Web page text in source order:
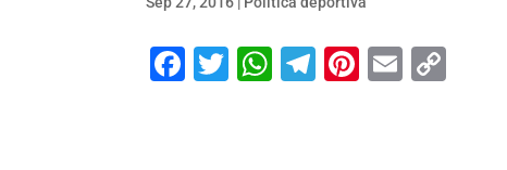
Facebook
Twitter
WhatsApp
Telegram
Pinterest
Email